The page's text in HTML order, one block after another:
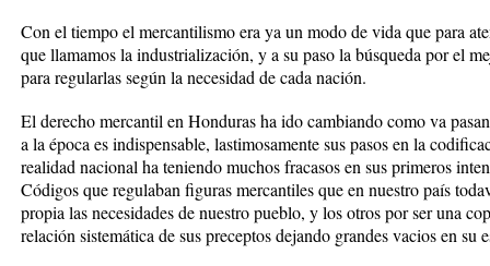
Con el tiempo el mercantilismo era ya un modo de vida que para
que llamamos la industrialización, y a su paso la búsqueda por el
para regularlas según la necesidad de cada nación.
El derecho mercantil en Honduras ha ido cambiando como va
a la época es indispensable, lastimosamente sus pasos en la
realidad nacional ha teniendo muchos fracasos en sus primeros
Códigos que regulaban figuras mercantiles que en nuestro país
propia las necesidades de nuestro pueblo, y los otros por ser una
relación sistemática de sus preceptos dejando grandes vacios en su